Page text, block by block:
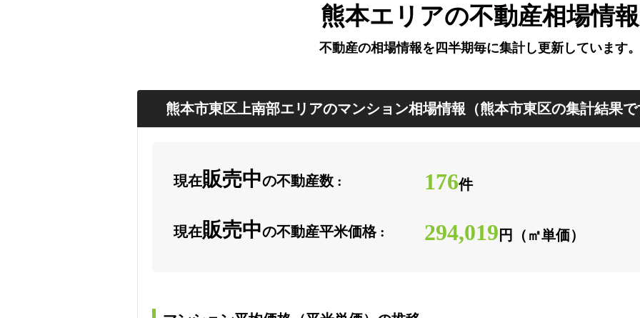
熊本エリアの不動産相場情報
不動産の相場情報を四半期毎に集計し更新しています。
熊本市東区上南部エリアのマンション相場情報（熊本市東区の集計結果で
現在販売中の不動産数 : 176件
現在販売中の不動産平米価格 : 294,019 円（㎡単価）